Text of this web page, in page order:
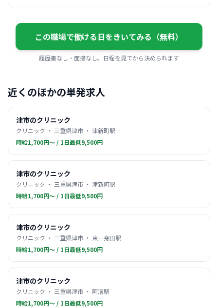
この職場で働ける日をきいてみる（無料）
履歴書なし・面接なし。日程を見てから決められます
近くのほかの単発求人
津市のクリニック
クリニック ・ 三重県津市 ・ 津新町駅
時給1,700円〜 / 1日最低9,500円
津市のクリニック
クリニック ・ 三重県津市 ・ 津新町駅
時給1,700円〜 / 1日最低9,500円
津市のクリニック
クリニック ・ 三重県津市 ・ 東一身田駅
時給1,700円〜 / 1日最低9,500円
津市のクリニック
クリニック ・ 三重県津市 ・ 阿漕駅
時給1,700円〜 / 1日最低9,500円